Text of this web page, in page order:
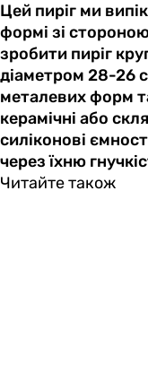
Цей пиріг ми
формі зі
зробити пиріг
діаметром 28-26
металевих форм
керамічні або
силіконові
через їхню
Читайте також